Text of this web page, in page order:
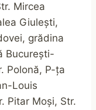
Mircea
Giulești,
grădina
București-
Polonă, P-ța
Louis
Pitar Moși, Str.